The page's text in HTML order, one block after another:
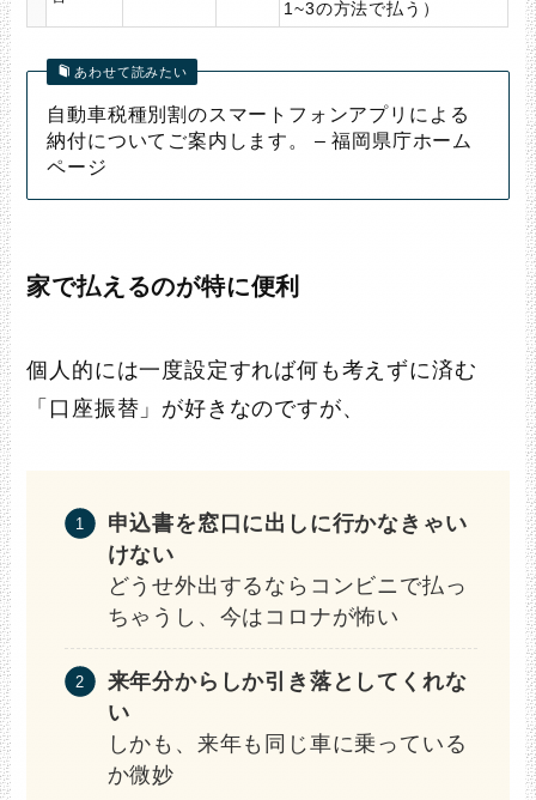
1~3の方法で払う）
あわせて読みたい
自動車税種別割のスマートフォンアプリによる
納付についてご案内します。 – 福岡県庁ホーム
ページ
家で払えるのが特に便利
個人的には一度設定すれば何も考えずに済む
「口座振替」が好きなのですが、
申込書を窓口に出しに行かなきゃい
けない
どうせ外出するならコンビニで払っ
ちゃうし、今はコロナが怖い
来年分からしか引き落としてくれな
い
しかも、来年も同じ車に乗っている
か微妙